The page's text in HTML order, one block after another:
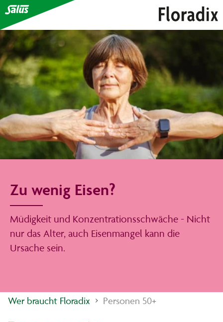
Zu wenig Eisen?
Müdigkeit und Konzentrationsschwäche - Nicht
nur das Alter, auch Eisenmangel kann die
Ursache sein.
Wer braucht Floradix Personen 50+